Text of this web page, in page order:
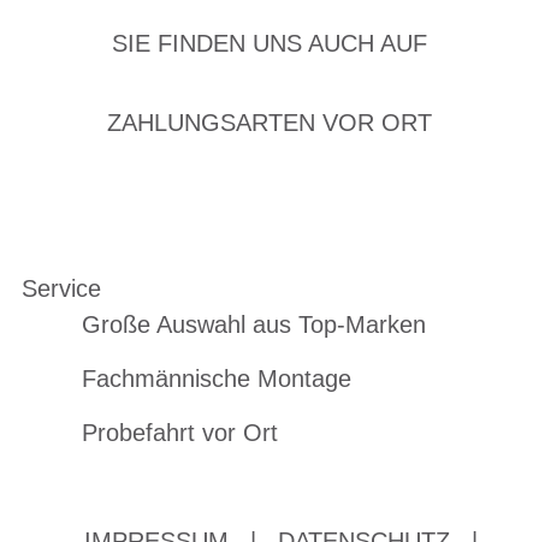
SIE FINDEN UNS AUCH AUF
ZAHLUNGSARTEN VOR ORT
Service
Große Auswahl aus Top-Marken
Fachmännische Montage
Probefahrt vor Ort